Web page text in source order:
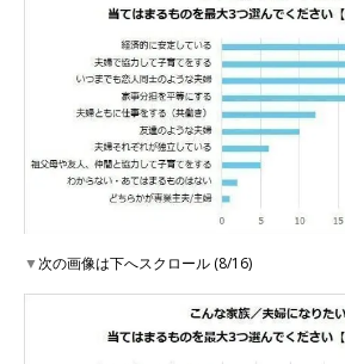
▼次の画像は下へスクロール (8/16)